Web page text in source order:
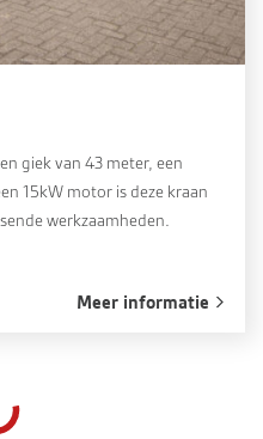
giek van 43 meter, een
15kW motor is deze kraan
werkzaamheden.
Meer informatie